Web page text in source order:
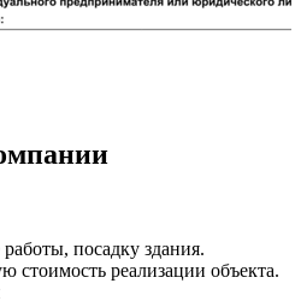
посадку здания.
стоимость реализации объекта.